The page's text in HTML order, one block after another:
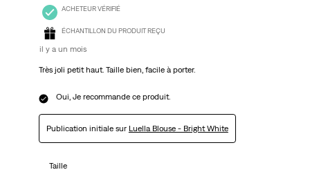
ACHETEUR VÉRIFIÉ
ÉCHANTILLON DU PRODUIT REÇU
il y a un mois
Très joli petit haut. Taille bien, facile à porter.
Oui, Je recommande ce produit.
Publication initiale sur Luella Blouse - Bright White
Taille